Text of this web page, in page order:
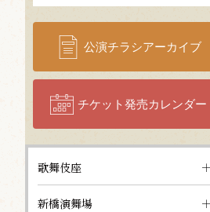
公演チラシアーカイブ
チケット発売カレンダー
歌舞伎座
新橋演舞場